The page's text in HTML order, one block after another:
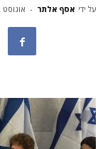
על ידי אסף אלתר - אוגוסט 22, 2021